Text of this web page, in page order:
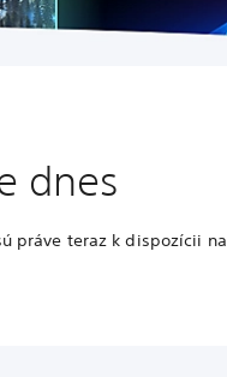
dnes
práve teraz k dispozícii na